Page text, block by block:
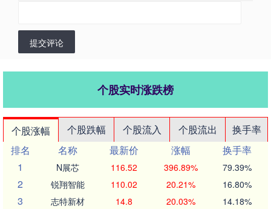
提交评论
个股实时涨跌榜
个股涨幅 个股跌幅 个股流入 个股流出
换手率
排名
名称 最新价 涨幅
换手率
1
N展芯 116.52 396.89% 79.39%
2 锐翔智能 110.02 20.21% 16.80%
3 志特新材 14.8 20.03% 14.18%